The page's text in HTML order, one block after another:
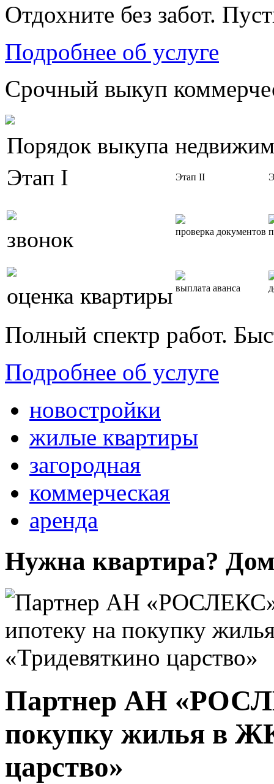
Отдохните без забот.
Подробнее об услуге
Срочный выкуп
Порядок выкупа
Этап I
Этап II
звонок проверка документов
оценка квартиры выплата аванса
Полный спектр работ.
Подробнее об услуге
новостройки
жилые квартиры
загородная
коммерческая
аренда
Нужна квартира?
Партнер АН
покупку жилья в
царство»